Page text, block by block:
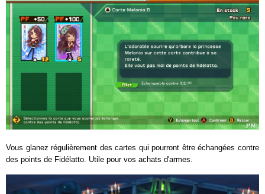
Vous glanez régulièrement des cartes qui pourront être échangées contre
des points de Fidélatto. Utile pour vos achats d'armes.